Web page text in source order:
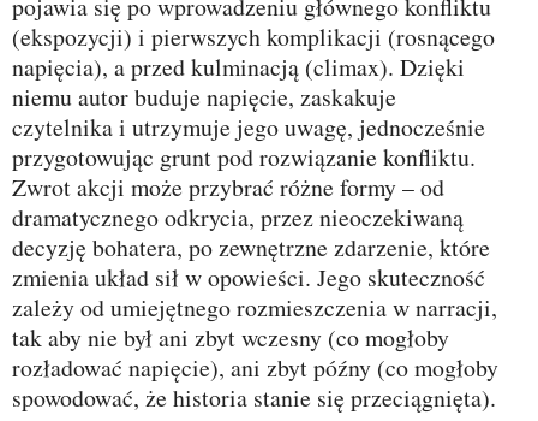
pojawia się po wprowadzeniu głównego konfliktu
(ekspozycji) i pierwszych komplikacji (rosnącego
napięcia), a przed kulminacją (climax). Dzięki
niemu autor buduje napięcie, zaskakuje
czytelnika i utrzymuje jego uwagę, jednocześnie
przygotowując grunt pod rozwiązanie konfliktu.
Zwrot akcji może przybrać różne formy – od
dramatycznego odkrycia, przez nieoczekiwaną
decyzję bohatera, po zewnętrzne zdarzenie, które
zmienia układ sił w opowieści. Jego skuteczność
zależy od umiejętnego rozmieszczenia w narracji,
tak aby nie był ani zbyt wczesny (co mogłoby
rozładować napięcie), ani zbyt późny (co mogłoby
spowodować, że historia stanie się przeciągnięta).